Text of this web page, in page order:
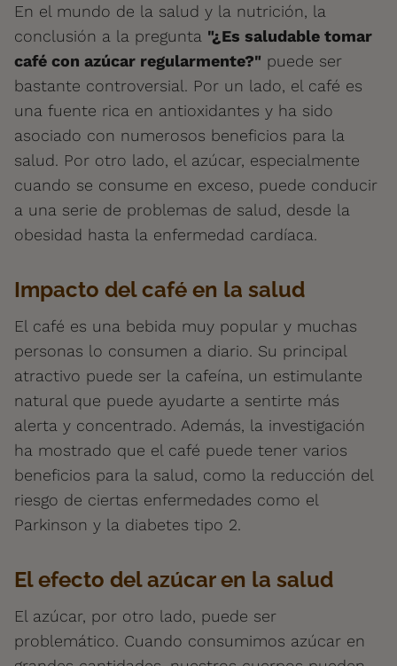
En el mundo de la salud y la nutrición, la
conclusión a la pregunta "¿Es saludable tomar
café con azúcar regularmente?" puede ser
bastante controversial. Por un lado, el café es
una fuente rica en antioxidantes y ha sido
asociado con numerosos beneficios para la
salud. Por otro lado, el azúcar, especialmente
cuando se consume en exceso, puede conducir
a una serie de problemas de salud, desde la
obesidad hasta la enfermedad cardíaca.
Impacto del café en la salud
El café es una bebida muy popular y muchas
personas lo consumen a diario. Su principal
atractivo puede ser la cafeína, un estimulante
natural que puede ayudarte a sentirte más
alerta y concentrado. Además, la investigación
ha mostrado que el café puede tener varios
beneficios para la salud, como la reducción del
riesgo de ciertas enfermedades como el
Parkinson y la diabetes tipo 2.
El efecto del azúcar en la salud
El azúcar, por otro lado, puede ser
problemático. Cuando consumimos azúcar en